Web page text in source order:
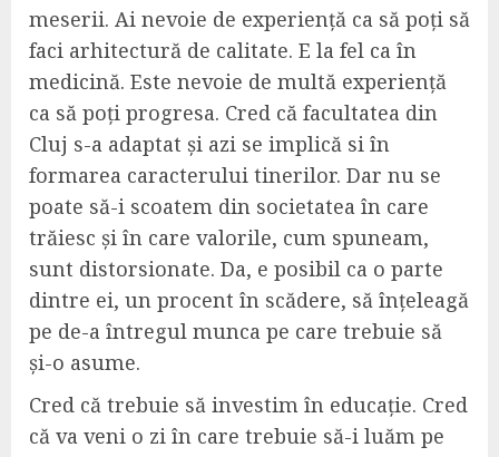
meserii. Ai nevoie de experiență ca să poți să
faci arhitectură de calitate. E la fel ca în
medicină. Este nevoie de multă experiență
ca să poți progresa. Cred că facultatea din
Cluj s-a adaptat și azi se implică si în
formarea caracterului tinerilor. Dar nu se
poate să-i scoatem din societatea în care
trăiesc și în care valorile, cum spuneam,
sunt distorsionate. Da, e posibil ca o parte
dintre ei, un procent în scădere, să înțeleagă
pe de-a întregul munca pe care trebuie să
și-o asume.
Cred că trebuie să investim în educație. Cred
că va veni o zi în care trebuie să-i luăm pe